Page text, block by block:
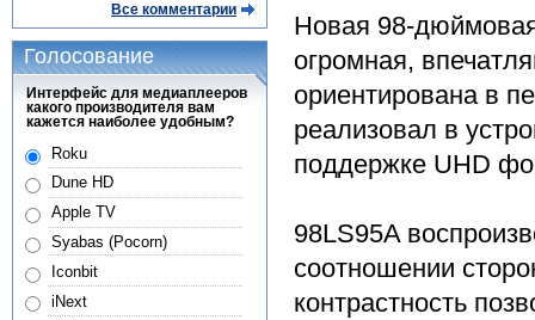
Новая 98-
огромная,
ориентирована в
реализовал в
поддержке UHD
98LS95A
соотношении
контрастность
Все комментарии
Голосование
Интерфейс для медиаплееров
какого производителя вам
кажется наиболее удобным?
Roku
Dune HD
Apple TV
Syabas (Pocorn)
Iconbit
iNext